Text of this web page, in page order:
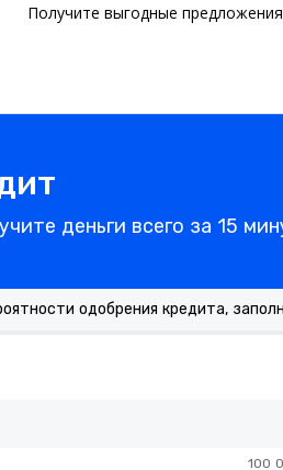
Получите выгодные предложения